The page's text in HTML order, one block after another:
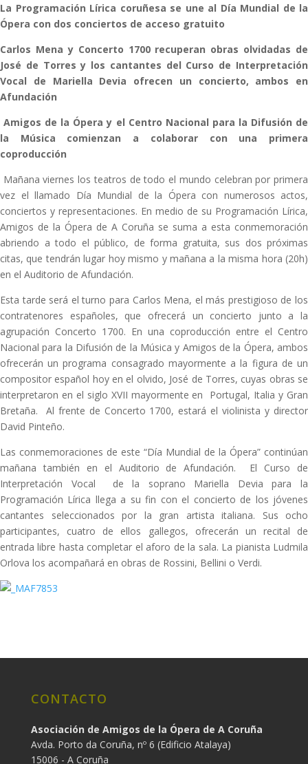
La Programación Lírica coruñesa se une al Día Mundial de la
Ópera con dos conciertos de acceso gratuito
Carlos Mena y Concerto 1700 recuperan obras olvidadas de
José de Torres y los cantantes del Curso de Interpretación
Vocal de Mariella Devia ofrecen un concierto, ambos en
Afundación
Amigos de la Ópera y el Centro Nacional para la Difusión de
la Música comienzan a colaborar con una primera
coproducción
Mañana viernes los teatros de todo el mundo celebran por primera
vez el llamado Día Mundial de la Ópera con numerosos actos,
conciertos y representaciones. En medio de su Programación Lírica,
Amigos de la Ópera de A Coruña se suma a esta conmemoración
abriendo a todo el público, de forma gratuita, sus dos próximas
citas, que tendrán lugar hoy mismo y mañana a la misma hora (20h)
en el Auditorio de Afundación.
Esta tarde será el turno para Carlos Mena, el más prestigioso de los
contratenores españoles, que ofrecerá un concierto junto a la
agrupación Concerto 1700. En una coproducción entre el Centro
Nacional para la Difusión de la Música y Amigos de la Ópera, ambos
ofrecerán un programa consagrado mayormente a la figura de un
compositor español hoy en el olvido, José de Torres, cuyas obras se
interpretaron en el siglo XVII mayormente en Portugal, Italia y Gran
Bretaña. Al frente de Concerto 1700, estará el violinista y director
David Pinteño.
Las conmemoraciones de este “Día Mundial de la Ópera” continúan
mañana también en el Auditorio de Afundación. El Curso de
Interpretación Vocal de la soprano Mariella Devia para la
Programación Lírica llega a su fin con el concierto de los jóvenes
cantantes seleccionados por la gran artista italiana. Sus ocho
participantes, cuatro de ellos gallegos, ofrecerán un recital de
entrada libre hasta completar el aforo de la sala. La pianista Ludmila
Orlova los acompañará en obras de Rossini, Bellini o Verdi.
CONTACTO
Asociación de Amigos de la Ópera de A Coruña
Avda. Porto da Coruña, nº 6 (Edificio Atalaya)
15006 - A Coruña